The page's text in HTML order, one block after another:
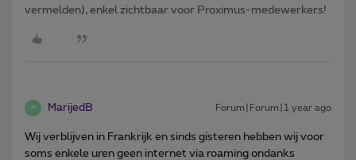
vermelden), enkel zichtbaar voor Proximus-medewerkers!
M MarijedB Forum|Forum|1 year ago
Wij verblijven in Frankrijk en sinds gisteren hebben wij voor
soms enkele uren geen internet via roaming ondanks